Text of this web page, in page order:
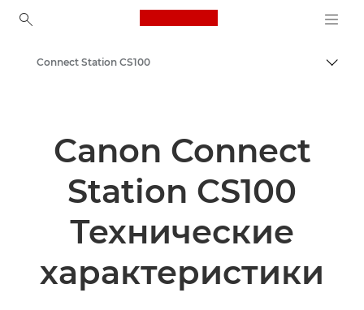
Canon Logo, back to
Connect Station CS100
Canon Connect
Station CS100
Технические
характеристики